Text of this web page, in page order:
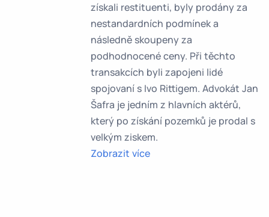
získali restituenti, byly prodány za
nestandardních podmínek a
následně skoupeny za
podhodnocené ceny. Při těchto
transakcích byli zapojeni lidé
spojovaní s Ivo Rittigem. Advokát Jan
Šafra je jedním z hlavních aktérů,
který po získání pozemků je prodal s
velkým ziskem.
Zobrazit více